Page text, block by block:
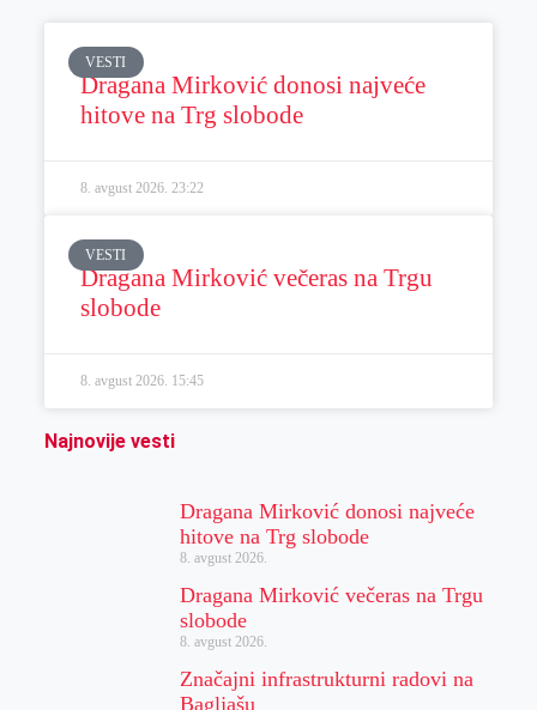
VESTI
Dragana Mirković donosi najveće
hitove na Trg slobode
8. avgust 2026. 23:22
VESTI
Dragana Mirković večeras na Trgu
slobode
8. avgust 2026. 15:45
Najnovije vesti
Dragana Mirković donosi najveće
hitove na Trg slobode
8. avgust 2026.
Dragana Mirković večeras na Trgu
slobode
8. avgust 2026.
Značajni infrastrukturni radovi na
Bagljašu